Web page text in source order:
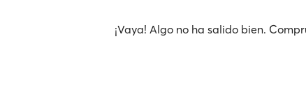
¡Vaya! Algo no ha salido bien.